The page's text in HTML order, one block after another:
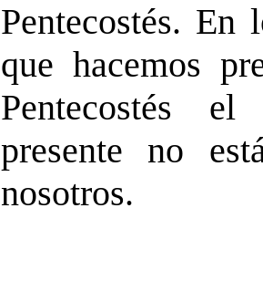
Pentecostés. En
que hacemos
Pentecostés
presente no
nosotros.